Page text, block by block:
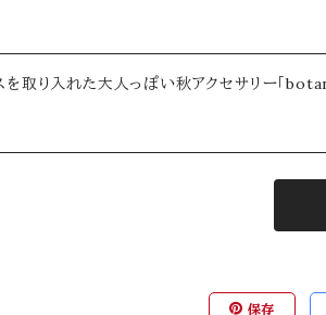
を取り入れた大人っぽい秋アクセサリー「
保存